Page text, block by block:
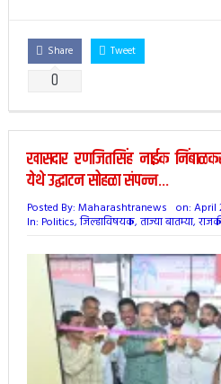
Share
0
Tweet
खासदार रणजितसिंह नाईक निंबाळकर
येथे उद्घाटन सोहळा संपन्न…
Posted By: Maharashtranews on: April
In: Politics,जिल्हाविषयक, ताज्या बातम्या,